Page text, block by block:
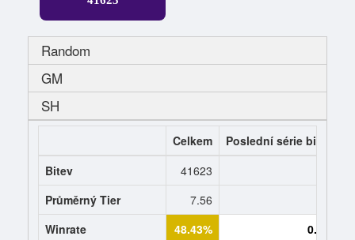
Random
GM
SH
Celkem Poslední série bitev
Bitev
41623
Průměrný Tier
7.56
Winrate
48.43%
0.0%